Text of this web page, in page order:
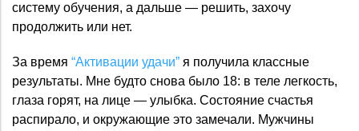
систему обучения, а дальше — решить, захочу
продолжить или нет.
За время “Активации удачи” я получила классные
результаты. Мне будто снова было 18: в теле легкость,
глаза горят, на лице — улыбка. Состояние счастья
распирало, и окружающие это замечали. Мужчины